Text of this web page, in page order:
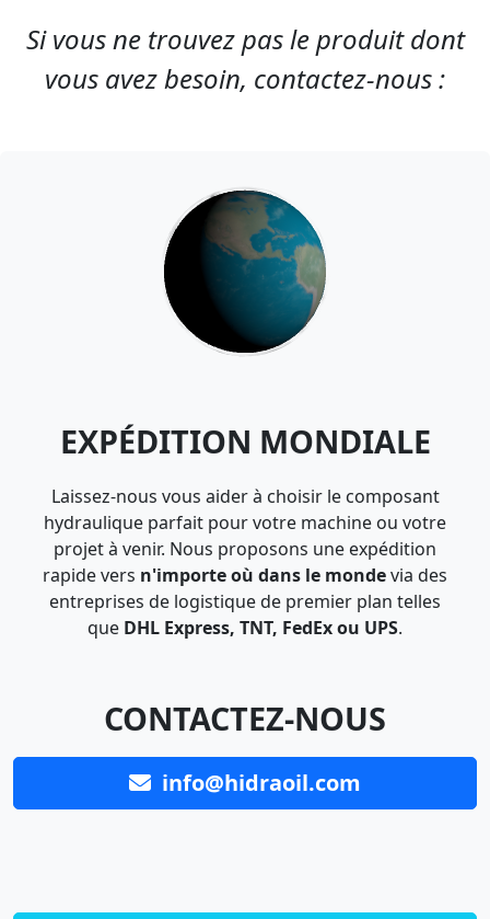
Si vous ne trouvez pas le produit dont
vous avez besoin, contactez-nous :
EXPÉDITION MONDIALE
Laissez-nous vous aider à choisir le composant
hydraulique parfait pour votre machine ou votre
projet à venir. Nous proposons une expédition
rapide vers n'importe où dans le mondevia des
entreprises de logistique de premier plan telles
que DHL Express, TNT, FedEx ou UPS.
CONTACTEZ-NOUS
info@hidraoil.com